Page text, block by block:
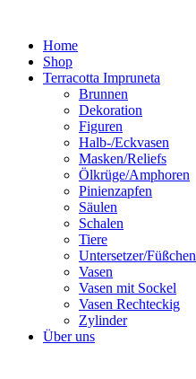
springenHome
Shop
Terracotta Impruneta
Brunnen
Dekoration
Figuren
Halb-/Eckvasen
Masken/Reliefs
Ölkrüge/Amphoren
Pinienzapfen
Säulen
Schalen
Tiere
Untersetzer/Füßchen
Vasen
Vasen mit Sockel
Vasen Rechteckig
Zylinder
Über uns